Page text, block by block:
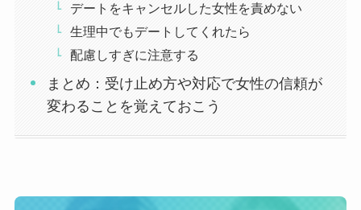
デートをキャンセルした女性を責めない
生理中でもデートしてくれたら
配慮しすぎに注意する
まとめ：受け止め方や対応で女性の信頼が
変わることを覚えておこう